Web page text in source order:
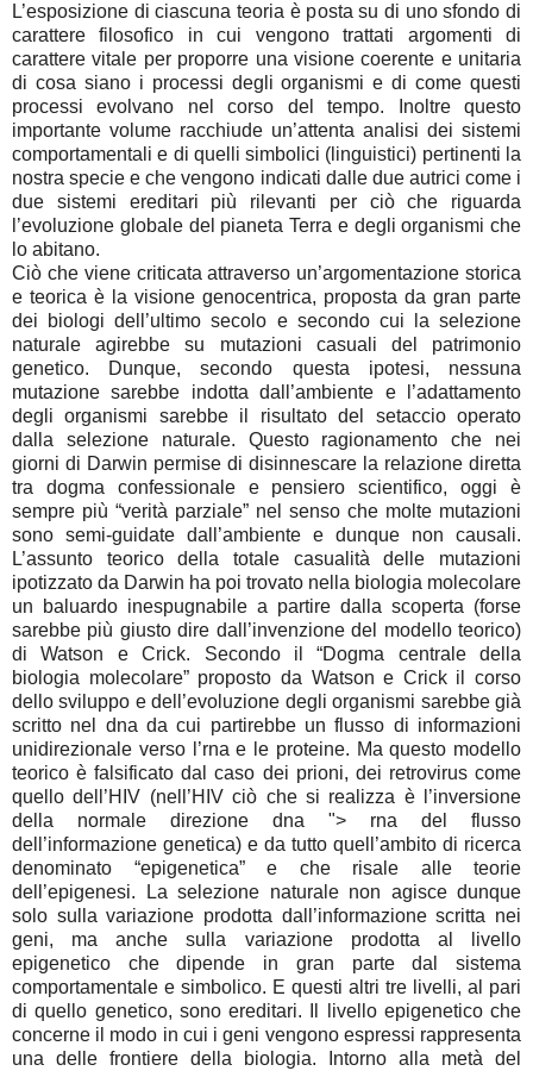
L’esposizione di ciascuna teoria è posta su di uno sfondo di
carattere filosofico in cui vengono trattati argomenti di
carattere vitale per proporre una visione coerente e unitaria
di cosa siano i processi degli organismi e di come questi
processi evolvano nel corso del tempo. Inoltre questo
importante volume racchiude un’attenta analisi dei sistemi
comportamentali e di quelli simbolici (linguistici) pertinenti la
nostra specie e che vengono indicati dalle due autrici come i
due sistemi ereditari più rilevanti per ciò che riguarda
l’evoluzione globale del pianeta Terra e degli organismi che
lo abitano.
Ciò che viene criticata attraverso un’argomentazione storica
e teorica è la visione genocentrica, proposta da gran parte
dei biologi dell’ultimo secolo e secondo cui la selezione
naturale agirebbe su mutazioni casuali del patrimonio
genetico. Dunque, secondo questa ipotesi, nessuna
mutazione sarebbe indotta dall’ambiente e l’adattamento
degli organismi sarebbe il risultato del setaccio operato
dalla selezione naturale. Questo ragionamento che nei
giorni di Darwin permise di disinnescare la relazione diretta
tra dogma confessionale e pensiero scientifico, oggi è
sempre più “verità parziale” nel senso che molte mutazioni
sono semi-guidate dall’ambiente e dunque non causali.
L’assunto teorico della totale casualità delle mutazioni
ipotizzato da Darwin ha poi trovato nella biologia molecolare
un baluardo inespugnabile a partire dalla scoperta (forse
sarebbe più giusto dire dall’invenzione del modello teorico)
di Watson e Crick. Secondo il “Dogma centrale della
biologia molecolare” proposto da Watson e Crick il corso
dello sviluppo e dell’evoluzione degli organismi sarebbe già
scritto nel dna da cui partirebbe un flusso di informazioni
unidirezionale verso l’rna e le proteine. Ma questo modello
teorico è falsificato dal caso dei prioni, dei retrovirus come
quello dell’HIV (nell’HIV ciò che si realizza è l’inversione
della normale direzione dna "> rna del flusso
dell’informazione genetica) e da tutto quell’ambito di ricerca
denominato “epigenetica” e che risale alle teorie
dell’epigenesi. La selezione naturale non agisce dunque
solo sulla variazione prodotta dall’informazione scritta nei
geni, ma anche sulla variazione prodotta al livello
epigenetico che dipende in gran parte dal sistema
comportamentale e simbolico. E questi altri tre livelli, al pari
di quello genetico, sono ereditari. Il livello epigenetico che
concerne il modo in cui i geni vengono espressi rappresenta
una delle frontiere della biologia. Intorno alla metà del